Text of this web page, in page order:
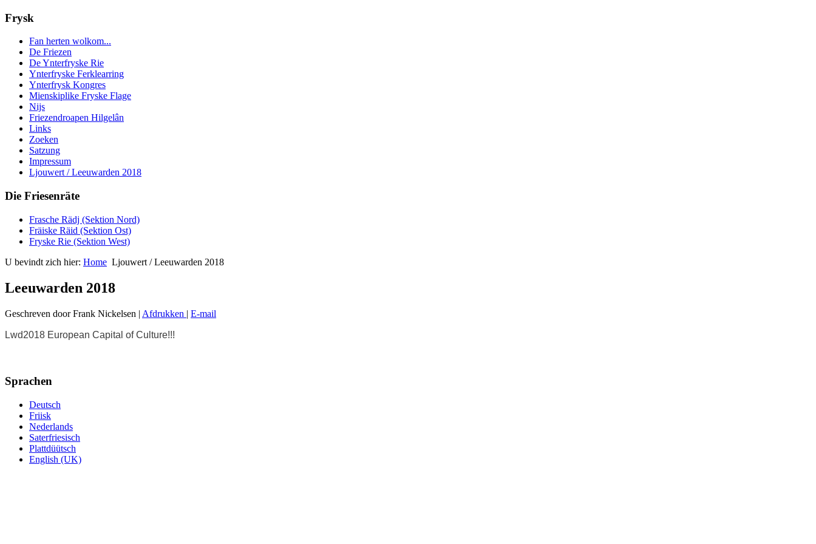
Frysk
Fan herten wolkom...
De Friezen
De Ynterfryske Rie
Ynterfryske Ferklearring
Ynterfrysk Kongres
Mienskiplike Fryske Flage
Nijs
Friezendroapen Hilgelân
Links
Zoeken
Satzung
Impressum
Ljouwert / Leeuwarden 2018
Die Friesenräte
Frasche Rädj (Sektion Nord)
Fräiske Räid (Sektion Ost)
Fryske Rie (Sektion West)
U bevindt zich hier: Home Ljouwert / Leeuwarden 2018
Leeuwarden 2018
Geschreven door Frank Nickelsen | Afdrukken | E-mail
Lwd2018 European Capital of Culture!!!
Sprachen
Deutsch
Friisk
Nederlands
Saterfriesisch
Plattdüütsch
English (UK)